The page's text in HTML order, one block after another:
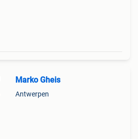
Marko Gheis
Antwerpen